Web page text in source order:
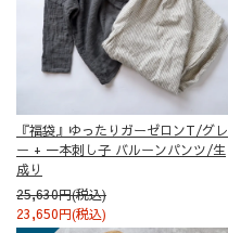
『福袋』ゆったりガーゼロンT/グレ
ー + 一本刺し子 バルーンパンツ/生
成り
25,630円(税込)
23,650円(税込)